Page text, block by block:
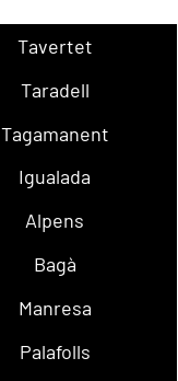
Tavertet
Taradell
Tagamanent
Igualada
Alpens
Bagà
Manresa
Palafolls